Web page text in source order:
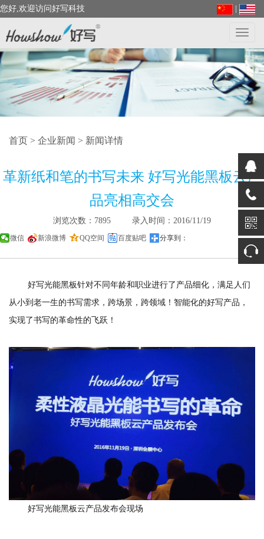
您好,欢迎访问好写科技
首页 > 企业新闻 > 新闻详情
革新纸和笔的书写未来 好写光能黑板云产
品亮相高交会
浏览次数：7895 录入时间：2016/11/19
微信 新浪微博 QQ空间 百度贴吧 分享到：
好写光能黑板针对不同年龄和职业进行了产品细化，满足人们
从小到老一生的书写需求，跨场景，跨领域！智能化的好写产品，
实现了书写的革命性的飞跃！
好写光能黑板云产品发布会现场